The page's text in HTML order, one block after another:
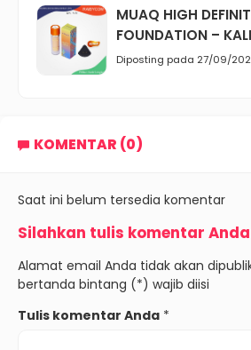
MUAQ HIGH
FOUNDATION –
Diposting pada 27/09/
KOMENTAR (0)
Saat ini belum tersedia komentar
Silahkan tulis komentar Anda
Alamat email Anda tidak akan
bertanda bintang (*) wajib diisi
Tulis komentar Anda *